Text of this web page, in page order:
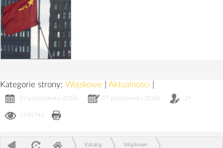
Kategorie strony: Wojskowe Aktualności
07 października 2018r. 07 października 2018r. 29
1145746
Katalog Wojskowe